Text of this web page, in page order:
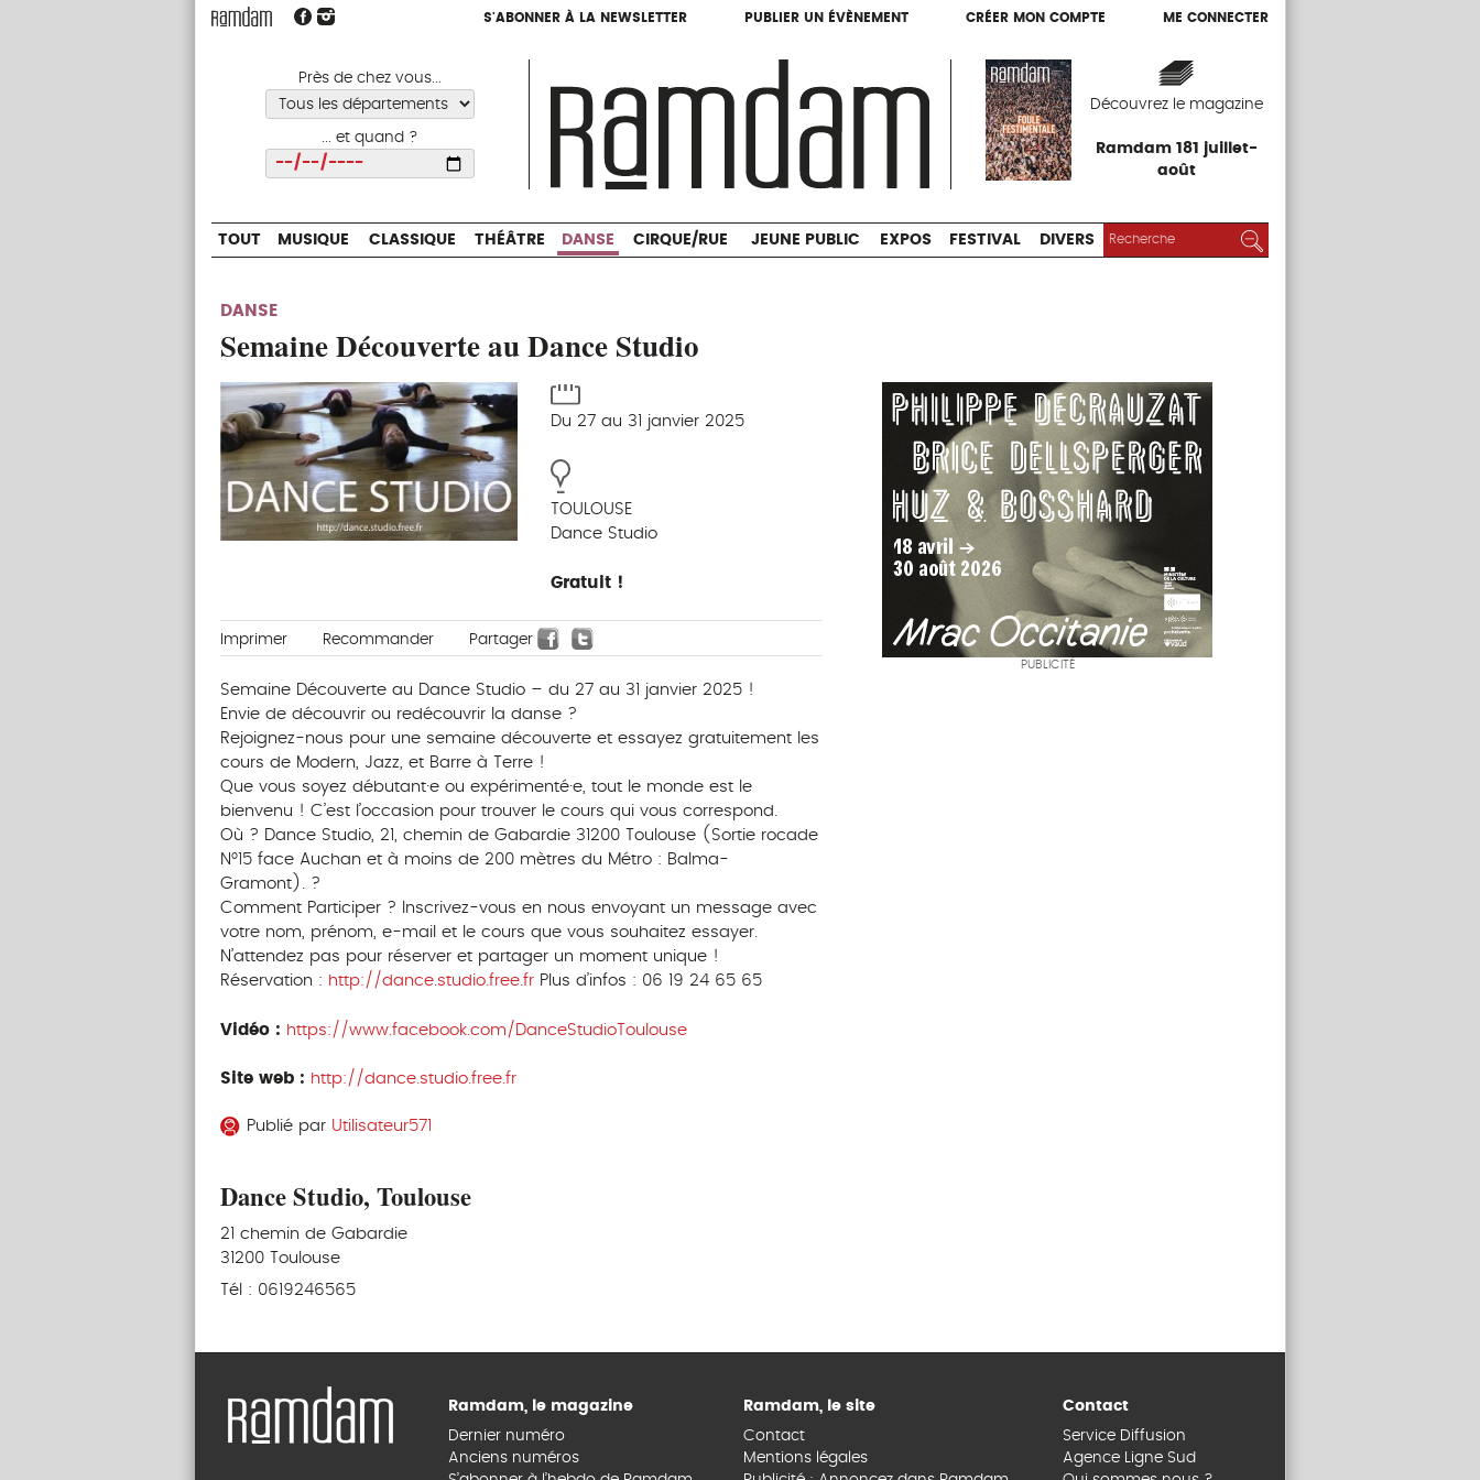
S'ABONNER À LA NEWSLETTER PUBLIER UN ÉVÈNEMENT CRÉER MON COMPTE ME CONNECTER
Près de chez vous...
... et quand ?
Découvrez le magazine
Ramdam 181 juillet-
août
S'ABONNER À LA NEWSLETTER PUBLIER UN ÉVÈNEMENT CRÉER MON COMPTE ME CONNECTER
CIRQUE/RUE JEUNE PUBLIC EXPOS
TOUT MUSIQUE CLASSIQUE THÉÂTRE DANSE CIRQUE/RUE JEUNE PUBLIC EXPOS FESTIVAL DIVERS RECHERCHER :
DANSE
Semaine Découverte au Dance Studio
Du 27 au 31 janvier 2025
TOULOUSE
Dance Studio
Gratuit !
Imprimer Recommander Partager
Semaine Découverte au Dance Studio – du 27 au 31 janvier 2025 !
Envie de découvrir ou redécouvrir la danse ?
Rejoignez-nous pour une semaine découverte et essayez gratuitement les
cours de Modern, Jazz, et Barre à Terre !
Que vous soyez débutant·e ou expérimenté·e, tout le monde est le
bienvenu ! C’est l’occasion pour trouver le cours qui vous correspond.
Où ? Dance Studio, 21, chemin de Gabardie 31200 Toulouse (Sortie rocade
N°15 face Auchan et à moins de 200 mètres du Métro : Balma-
Gramont). ?
Comment Participer ? Inscrivez-vous en nous envoyant un message avec
votre nom, prénom, e-mail et le cours que vous souhaitez essayer.
N’attendez pas pour réserver et partager un moment unique !
Réservation : http://dance.studio.free.frPlus d’infos : 06 19 24 65 65
Vidéo : https://www.facebook.com/DanceStudioToulouse
Site web : http://dance.studio.free.fr
Publié par Utilisateur571
Dance Studio, Toulouse
21 chemin de Gabardie
31200 Toulouse
Tél : 0619246565
PUBLICITÉ
Ramdam, le magazine
Dernier numéro
Anciens numéros
Ramdam, le site
Contact
Mentions légales
Contact
Service Diffusion
Agence Ligne Sud